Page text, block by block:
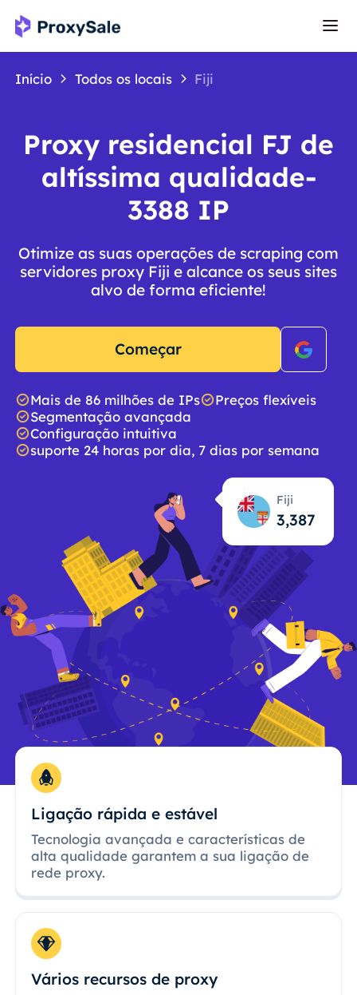
Início Todos os locais Fiji
Proxy residencial FJ de
altíssima qualidade-
3388 IP
Otimize as suas operações de scraping com
servidores proxy Fiji e alcance os seus sites
alvo de forma eficiente!
Começar
Mais de 86 milhões de IPs
Preços flexíveis
Segmentação avançada
Configuração intuitiva
suporte 24 horas por dia, 7 dias por semana
Fiji
3,388
Ligação rápida e estável
Tecnologia avançada e características de
alta qualidade garantem a sua ligação de
rede proxy.
Vários recursos de proxy